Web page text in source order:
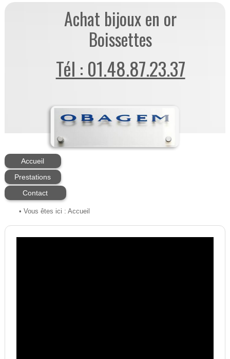
Achat bijoux en or
Boissettes
Tél : 01.48.87.23.37
Accueil
Prestations
Contact
• Vous êtes ici : Accueil